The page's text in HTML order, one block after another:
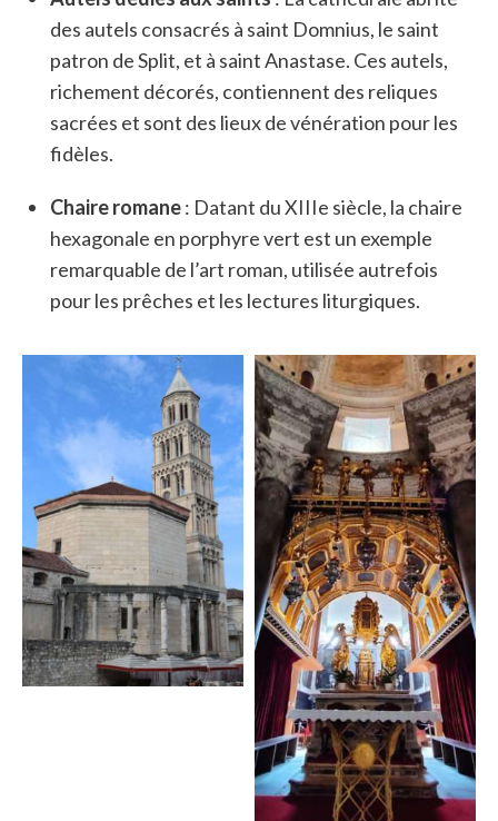
des autels consacrés à saint Domnius, le saint
patron de Split, et à saint Anastase. Ces autels,
richement décorés, contiennent des reliques
sacrées et sont des lieux de vénération pour les
fidèles.
Chaire romane: Datant du XIIIe siècle, la chaire
hexagonale en porphyre vert est un exemple
remarquable de l’art roman, utilisée autrefois
pour les prêches et les lectures liturgiques.